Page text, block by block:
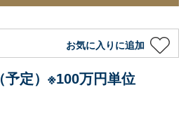
お気に入りに追加
定）※100万円単位